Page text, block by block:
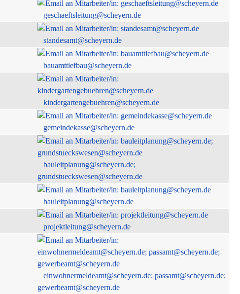
geschaeftsleitung@scheyern.de
standesamt@scheyern.de
bauamttiefbau@scheyern.de
kindergartengebuehren@scheyern.de
gemeindekasse@scheyern.de
bauleitplanung@scheyern.de;
grundstueckswesen@scheyern.de
bauleitplanung@scheyern.de
projektleitung@scheyern.de
einwohnermeldeamt@scheyern.de; passamt@scheyern.de;
gewerbeamt@scheyern.de